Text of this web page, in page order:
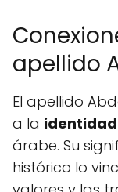
apellido
El apellido
a la
árabe. Su
histórico lo